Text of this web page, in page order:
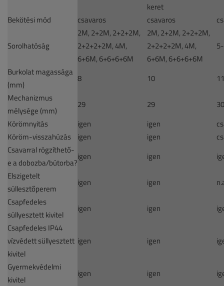
keret
Bekötési mód csavaros csavaros
Sorolhatóság
2M, 2+2M, 2+2+2M,
2+2+2+2M, 4M,
6+6M, 6+6+6+6M
2M, 2+2M, 2+2+2M,
2+2+2+2M, 4M,
6+6M, 6+6+6+6M
Burkolat magassága
(mm)
8 10
11
Mechanizmus
mélysége (mm)
29 29
30
Körömnyitás
igen igen
Köröm-visszahúzás
igen igen
Csavarral rögzíthető-
e a dobozba/bútorba?
igen igen
Elszigetelt
süllesztőperem
igen igen
Csapfedeles
süllyesztett kivitel
igen igen
Csapfedeles IP44
vízvédett süllyesztett
kivitel
igen igen
Gyermekvédelmi
kivitel
igen igen